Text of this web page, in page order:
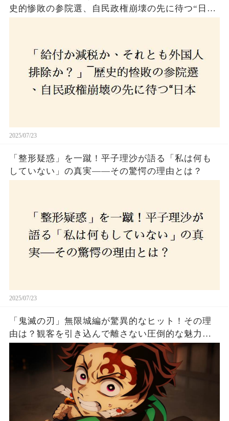
史的惨敗の参院選、自民政権崩壊の先に待つ“日本
2025/07/23
「整形疑惑」を一蹴！平子理沙が語る「私は何も
していない」の真実——その驚愕の理由とは？
2025/07/23
「鬼滅の刃」無限城編が驚異的なヒット！その理
由は？観客を引き込んで離さない圧倒的な魅力と